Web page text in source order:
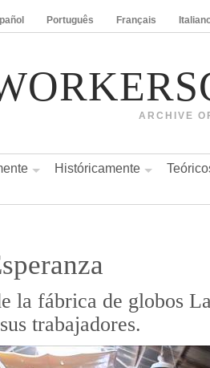
Português Français
ARCHIVE
Históricamente
la fábrica de globos
trabajadores.